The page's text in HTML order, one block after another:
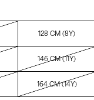
128 CM (8Y)
146 CM (11Y)
164 CM (14Y)